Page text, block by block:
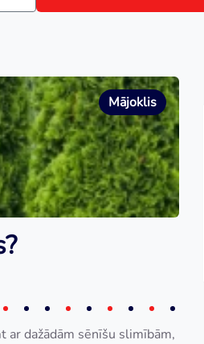
Mājoklis
ar dažādām sēnīšu slimībām,